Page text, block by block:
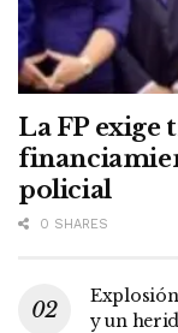
La FP exige
policial
0 SHARES
y un